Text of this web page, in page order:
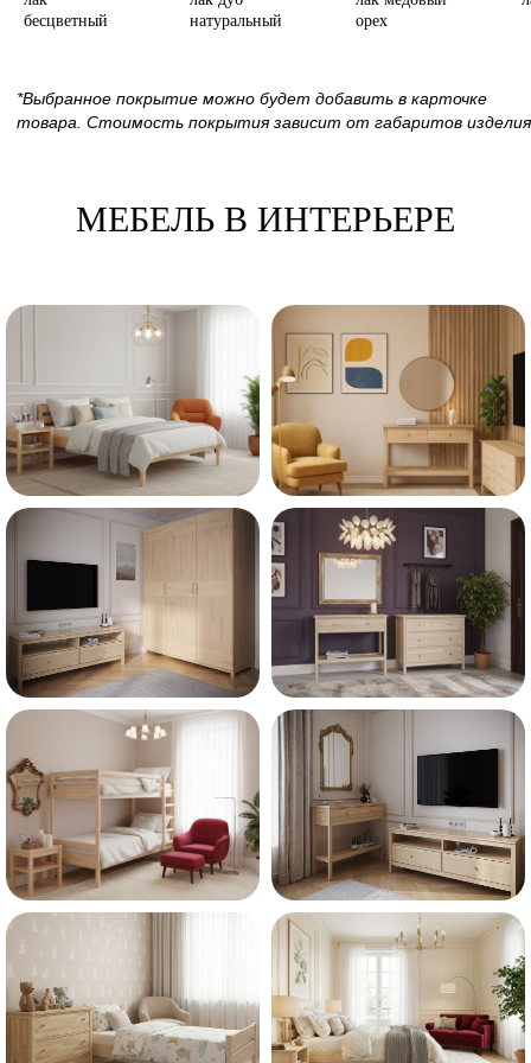
бесцветный
натуральный
орех
МЕБЕЛЬ В ИНТЕРЬЕРЕ
отзывы
ВАШЕ МНЕНИЕ/